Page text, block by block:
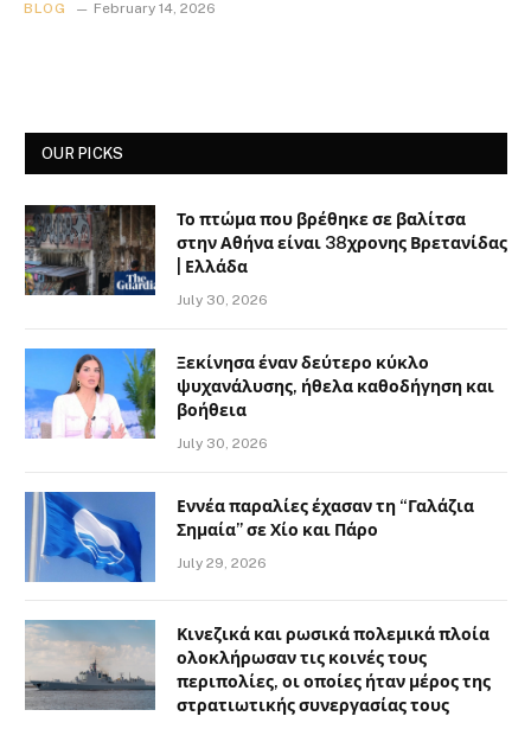
BLOG February 14, 2026
OUR PICKS
Το πτώμα που βρέθηκε σε βαλίτσα
στην Αθήνα είναι 38χρονης Βρετανίδας
| Ελλάδα
July 30, 2026
Ξεκίνησα έναν δεύτερο κύκλο
ψυχανάλυσης, ήθελα καθοδήγηση και
βοήθεια
July 30, 2026
Εννέα παραλίες έχασαν τη “Γαλάζια
Σημαία” σε Χίο και Πάρο
July 29, 2026
Κινεζικά και ρωσικά πολεμικά πλοία
ολοκλήρωσαν τις κοινές τους
περιπολίες, οι οποίες ήταν μέρος της
στρατιωτικής συνεργασίας τους